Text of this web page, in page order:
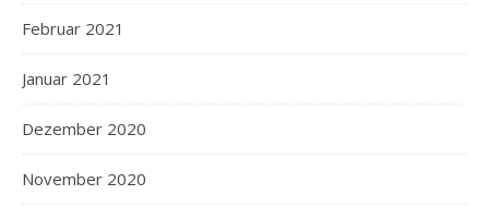
Februar 2021
Januar 2021
Dezember 2020
November 2020